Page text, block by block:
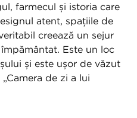
farmecul și istoria care
atent, spațiile de
creează un sejur
Este un loc
și este ușor de văzut
de zi a lui